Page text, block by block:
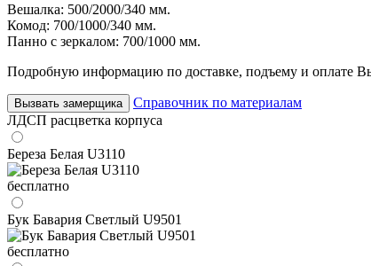
Вешалка: 500/2000/340 мм.
Комод: 700/1000/340 мм.
Панно с зеркалом: 700/1000 мм.
Подробную информацию по доставке, подъему и оплате
Вызвать замерщика
Справочник по материалам
ЛДСП расцветка корпуса
Береза Белая U3110
бесплатно
Бук Бавария Светлый U9501
бесплатно